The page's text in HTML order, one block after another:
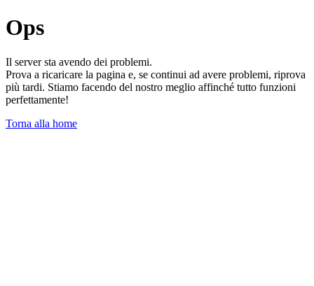
Ops
Il server sta avendo dei problemi.
Prova a ricaricare la pagina e, se continui ad avere problemi, riprova
più tardi. Stiamo facendo del nostro meglio affinché tutto funzioni
perfettamente!
Torna alla home